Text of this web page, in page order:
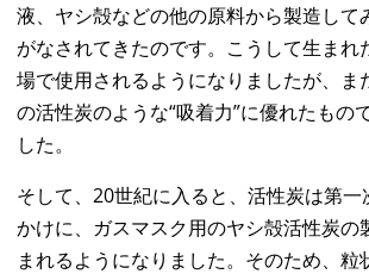
液、ヤシ殻などの他の原料から製造して
がなされてきたのです。こうして生まれ
場で使用されるようになりましたが、ま
の活性炭のような“吸着力”に優れたもの
した。
そして、20世紀に入ると、活性炭は第一
かけに、ガスマスク用のヤシ殻活性炭の
まれるようになりました。そのため、粒